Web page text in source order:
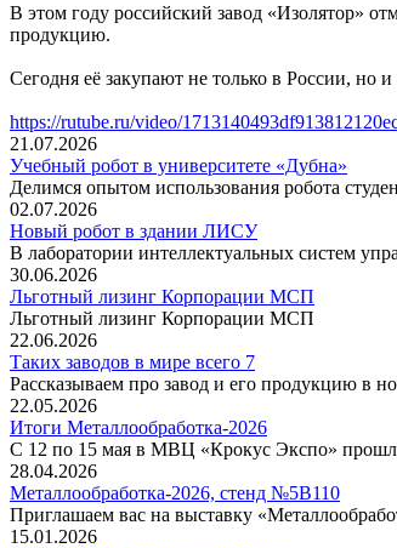
В этом году российский завод «Изолятор»
продукцию.
Сегодня её закупают не только в России, но
https://rutube.ru/video/
21.07.2026
Учебный робот в университете «Дубна»
Делимся опытом использования робота
02.07.2026
Новый робот в здании ЛИСУ
В лаборатории интеллектуальных систем
30.06.2026
Льготный лизинг Корпорации МСП
Льготный лизинг Корпорации МСП
22.06.2026
Таких заводов в мире всего 7
Рассказываем про завод и его продукцию в
22.05.2026
Итоги Металлообработка-2026
С 12 по 15 мая в МВЦ «Крокус Экспо»
28.04.2026
Металлообработка-2026, стенд №5В110
Приглашаем вас на выставку
15.01.2026